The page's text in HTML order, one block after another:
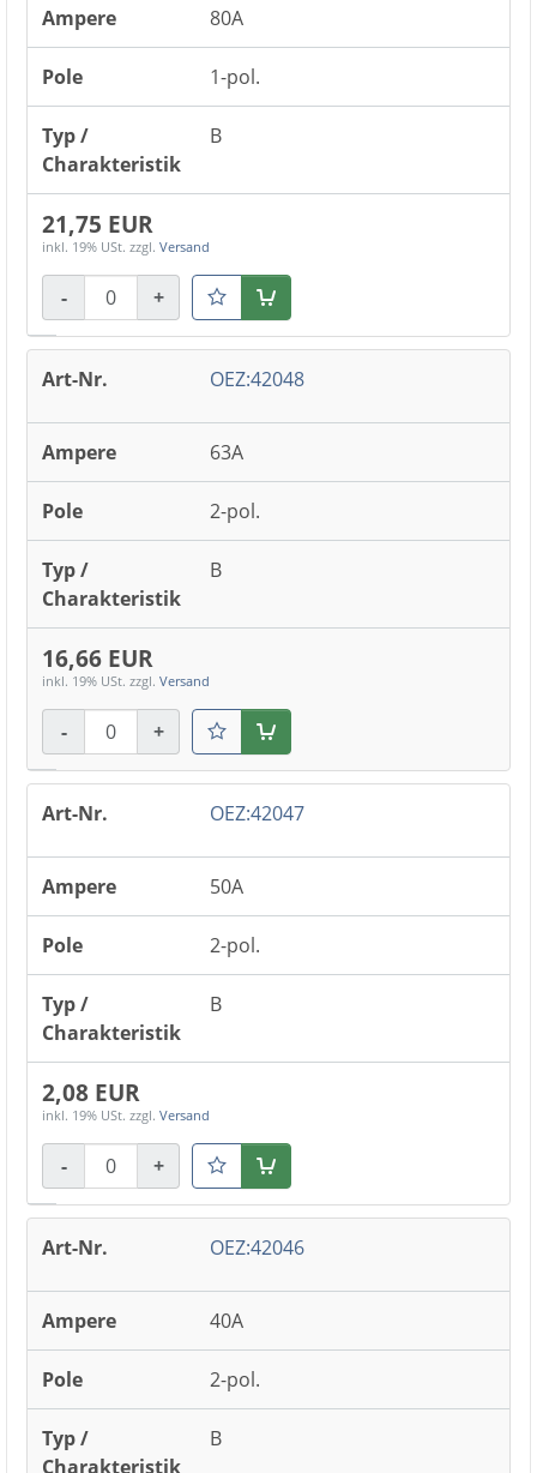
80A
1-pol.
B
21,75 EUR
inkl. 19% USt. zzgl. Versand
- +
OEZ:42048
63A
2-pol.
B
16,66 EUR
inkl. 19% USt. zzgl. Versand
- +
OEZ:42047
50A
2-pol.
B
2,08 EUR
inkl. 19% USt. zzgl. Versand
- +
OEZ:42046
40A
2-pol.
B